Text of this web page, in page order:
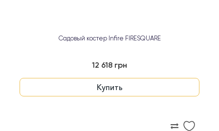
Садовый костер Infire FIRESQUARE
12 618 грн
Купить